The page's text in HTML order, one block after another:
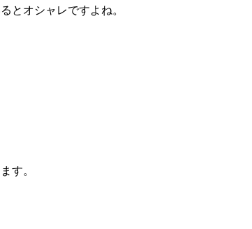
とオシャレですよね。
す。